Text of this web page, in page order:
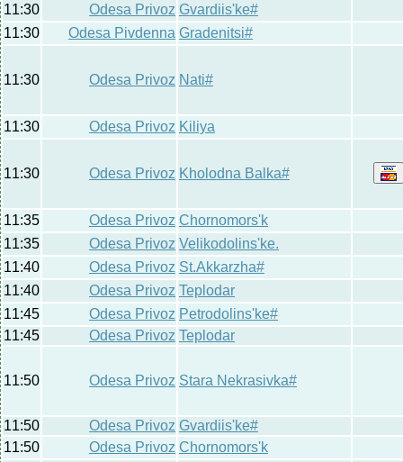
11:30 Odesa Privoz Gvardiis'ke#
11:30
Odesa Pivdenna Gradenitsi#
11:30 Odesa Privoz Nati#
11:30 Odesa Privoz Kiliya
11:30 Odesa Privoz Kholodna Balka#
11:35 Odesa Privoz Chornomors'k
11:35
Odesa Privoz Velikodolins'ke.
11:40
Odesa Privoz St.Akkarzha#
11:40
Odesa Privoz Teplodar
11:45
Odesa Privoz Petrodolins'ke#
11:45
Odesa Privoz Teplodar
11:50 Odesa Privoz Stara Nekrasivka#
11:50 Odesa Privoz Gvardiis'ke#
11:50
Odesa Privoz Chornomors'k